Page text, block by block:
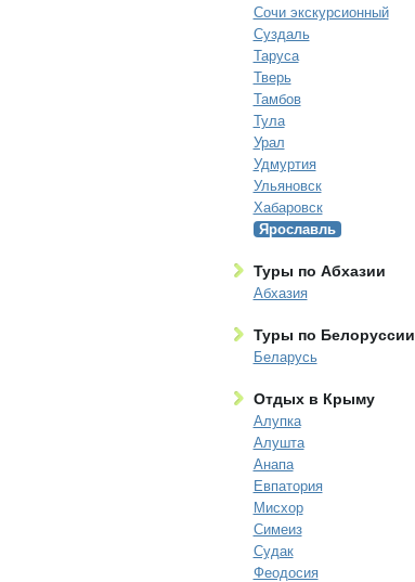
Сочи экскурсионный
Суздаль
Таруса
Тверь
Тамбов
Тула
Урал
Удмуртия
Ульяновск
Хабаровск
Ярославль
Туры по Абхазии
Абхазия
Туры по Белоруссии
Беларусь
Отдых в Крыму
Алупка
Алушта
Анапа
Евпатория
Мисхор
Симеиз
Судак
Феодосия